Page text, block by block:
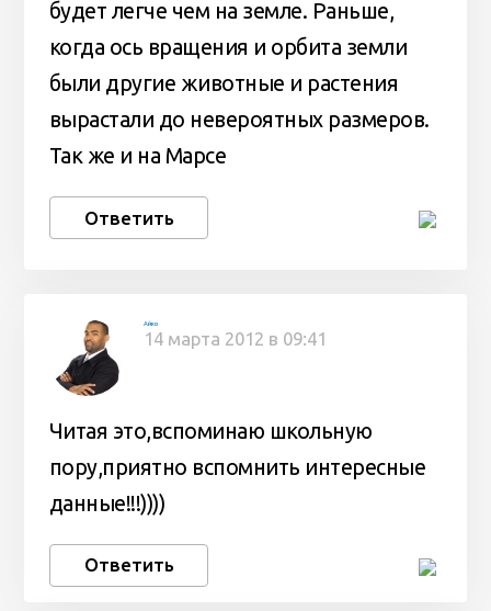
будет легче чем на земле. Раньше,
когда ось вращения и орбита земли
были другие животные и растения
вырастали до невероятных размеров.
Так же и на Марсе
Ответить
Айко
14 марта 2012 в 09:41
Читая это,вспоминаю школьную
пору,приятно вспомнить интересные
данные!!!))))
Ответить